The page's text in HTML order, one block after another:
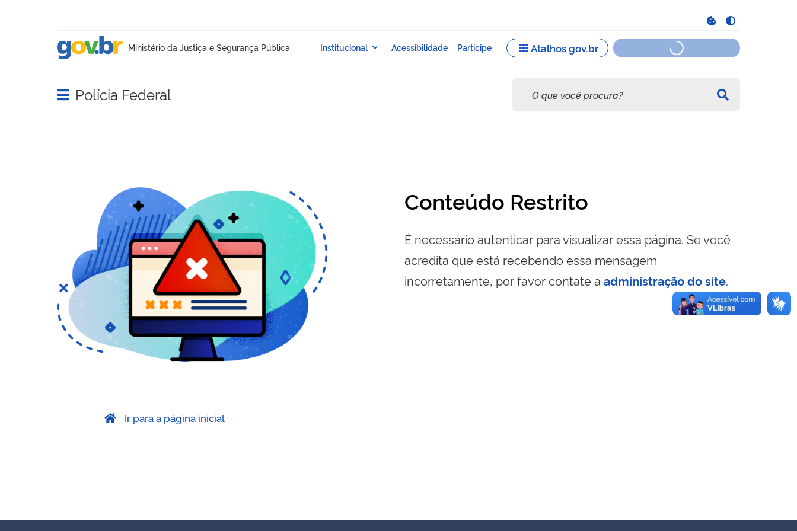
Abrir menu principal de navegação
Polícia Federal
Conteúdo Restrito
É necessário autenticar para visualizar essa página. Se você
acredita que está recebendo essa mensagem
incorretamente, por favor contate a administração do site.
Ir para a página inicial